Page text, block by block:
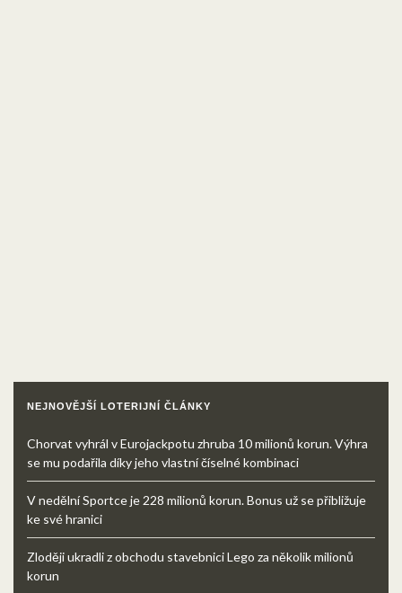
NEJNOVĚJŠÍ LOTERIJNÍ ČLÁNKY
Chorvat vyhrál v Eurojackpotu zhruba 10 milionů korun. Výhra
se mu podařila díky jeho vlastní číselné kombinaci
V nedělní Sportce je 228 milionů korun. Bonus už se přibližuje
ke své hranici
Zloději ukradli z obchodu stavebnici Lego za několik milionů
korun